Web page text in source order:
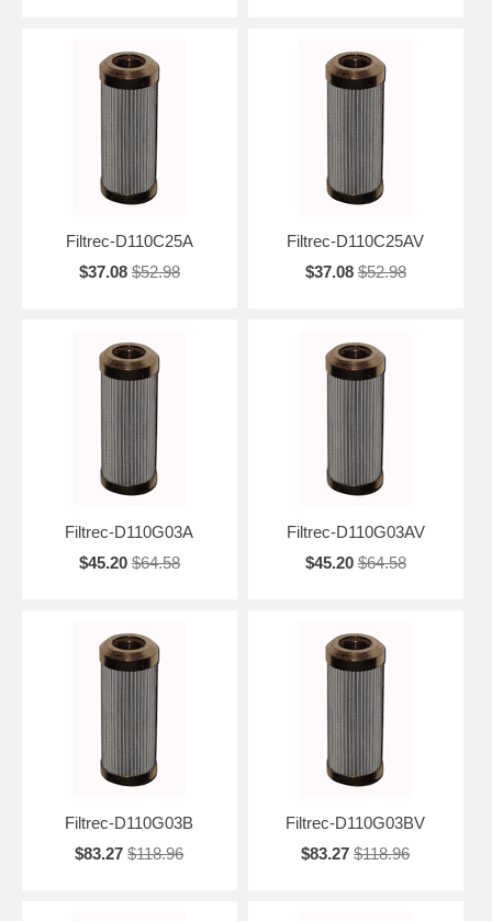
Filtrec-D110C25A
$37.08 $52.98
Filtrec-D110C25AV
$37.08 $52.98
Filtrec-D110G03A
$45.20 $64.58
Filtrec-D110G03AV
$45.20 $64.58
Filtrec-D110G03B
$83.27 $118.96
Filtrec-D110G03BV
$83.27 $118.96